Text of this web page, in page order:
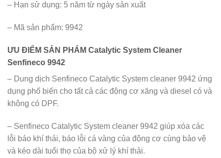
– Hạn sử dụng: 5 năm từ ngày sản xuất
– Mã sản phẩm: 9942
ƯU ĐIỂM SẢN PHẨM Catalytic System Cleaner
Senfineco 9942
– Dung dịch Senfineco Catalytic System cleaner 9942 ứng
dụng phổ biến cho tất cả các động cơ xăng và diesel có và
không có DPF.
– Senfineco Catalytic System cleaner 9942 giúp xóa các
lỗi báo khí thải, báo lỗi cá vàng của động cơ cùng bảo vệ
và kéo dài tuổi thọ của bộ xử lý khí thải.